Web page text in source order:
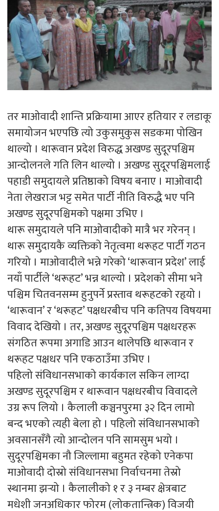
तर माओवादी शान्ति प्रक्रियामा आएर हतियार र लडाकू
समायोजन भएपछि त्यो उकुसमुकुस सडकमा पोखिन
थाल्यो । थारूवान प्रदेश विरुद्ध अखण्ड सुदूरपश्चिम
आन्दोलनले गति लिन थाल्यो । अखण्ड सुदूरपश्चिमलाई
पहाडी समुदायले प्रतिष्ठाको विषय बनाए । माओवादी
नेता लेखराज भट्ट समेत पार्टी नीति विरुद्धै भए पनि
अखण्ड सुदूरपश्चिमको पक्षमा उभिए ।
थारू समुदायले पनि माओवादीको मात्रै भर गरेनन् ।
थारू समुदायकै व्यक्तिको नेतृत्वमा थरूहट पार्टी गठन
गरियो । माओवादीले भन्ने गरेको ‘थारूवान प्रदेश’ लाई
नयाँ पार्टीले ‘थरूहट’ भन्न थाल्यो । प्रदेशको सीमा भने
पश्चिम चितवनसम्म हुनुपर्ने प्रस्ताव थरूहटको रहृयो ।
‘थारूवान’ र ‘थरूहट’ पक्षधरबीच पनि कतिपय विषयमा
विवाद देखियो । तर, अखण्ड सुदूरपश्चिम पक्षधरहरू
संगठित रूपमा अगाडि आउन थालेपछि थारूवान र
थरूहट पक्षधर पनि एकठाउँमा उभिए ।
पहिलो संविधानसभाको कार्यकाल सकिन लाग्दा
अखण्ड सुदूरपश्चिम र थारूवान पक्षधरबीच विवादले
उग्र रूप लियो । कैलाली कञ्चनपुरमा ३२ दिन लामो
बन्द भएको त्यही बेला हो । पहिलो संविधानसभाको
अवसानसँगै त्यो आन्दोलन पनि सामसुम भयो ।
सुदूरपश्चिमका नौ जिल्लामा बहुमत रहेको एनेकपा
माओवादी दोस्रो संविधानसभा निर्वाचनमा तेस्रो
स्थानमा झर्‍यो । कैलालीको १ र ३ नम्बर क्षेत्रबाट
मधेशी जनअधिकार फोरम (लोकतान्त्रिक) विजयी